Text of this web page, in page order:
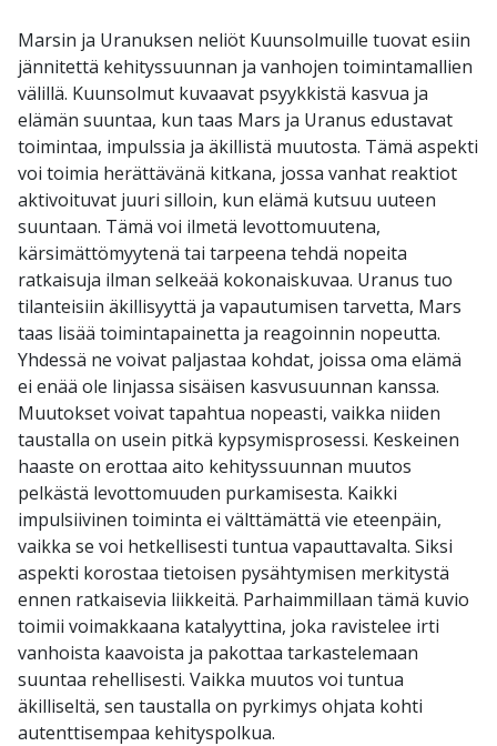
Marsin ja Uranuksen neliöt Kuunsolmuille tuovat esiin
jännitettä kehityssuunnan ja vanhojen toimintamallien
välillä. Kuunsolmut kuvaavat psyykkistä kasvua ja
elämän suuntaa, kun taas Mars ja Uranus edustavat
toimintaa, impulssia ja äkillistä muutosta. Tämä aspekti
voi toimia herättävänä kitkana, jossa vanhat reaktiot
aktivoituvat juuri silloin, kun elämä kutsuu uuteen
suuntaan. Tämä voi ilmetä levottomuutena,
kärsimättömyytenä tai tarpeena tehdä nopeita
ratkaisuja ilman selkeää kokonaiskuvaa. Uranus tuo
tilanteisiin äkillisyyttä ja vapautumisen tarvetta, Mars
taas lisää toimintapainetta ja reagoinnin nopeutta.
Yhdessä ne voivat paljastaa kohdat, joissa oma elämä
ei enää ole linjassa sisäisen kasvusuunnan kanssa.
Muutokset voivat tapahtua nopeasti, vaikka niiden
taustalla on usein pitkä kypsymisprosessi. Keskeinen
haaste on erottaa aito kehityssuunnan muutos
pelkästä levottomuuden purkamisesta. Kaikki
impulsiivinen toiminta ei välttämättä vie eteenpäin,
vaikka se voi hetkellisesti tuntua vapauttavalta. Siksi
aspekti korostaa tietoisen pysähtymisen merkitystä
ennen ratkaisevia liikkeitä. Parhaimmillaan tämä kuvio
toimii voimakkaana katalyyttina, joka ravistelee irti
vanhoista kaavoista ja pakottaa tarkastelemaan
suuntaa rehellisesti. Vaikka muutos voi tuntua
äkilliseltä, sen taustalla on pyrkimys ohjata kohti
autenttisempaa kehityspolkua.